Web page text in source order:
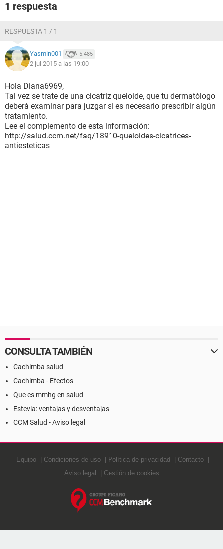
1 respuesta
RESPUESTA 1 / 1
Yasmin001 5.485
2 jul 2015 a las 19:00
Hola Diana6969,
Tal vez se trate de una cicatriz queloide, que tu dermatólogo
deberá examinar para juzgar si es necesario prescribir algún
tratamiento.
Lee el complemento de esta información:
http://salud.ccm.net/faq/18910-queloides-cicatrices-
antiesteticas
CONSULTA TAMBIÉN
Cachimba salud
Cachimba - Efectos
Que es mmhg en salud
Estevia: ventajas y desventajas
CCM Salud - Aviso legal
Equipo Condiciones de uso Política de privacidad
Contacto
Aviso legal
Gestión de cookies